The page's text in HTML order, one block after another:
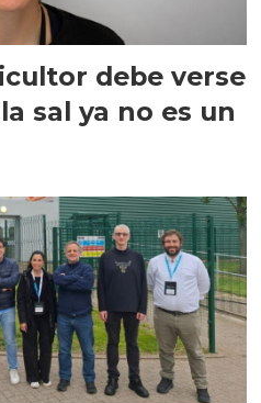
debe verse
sal ya no es un